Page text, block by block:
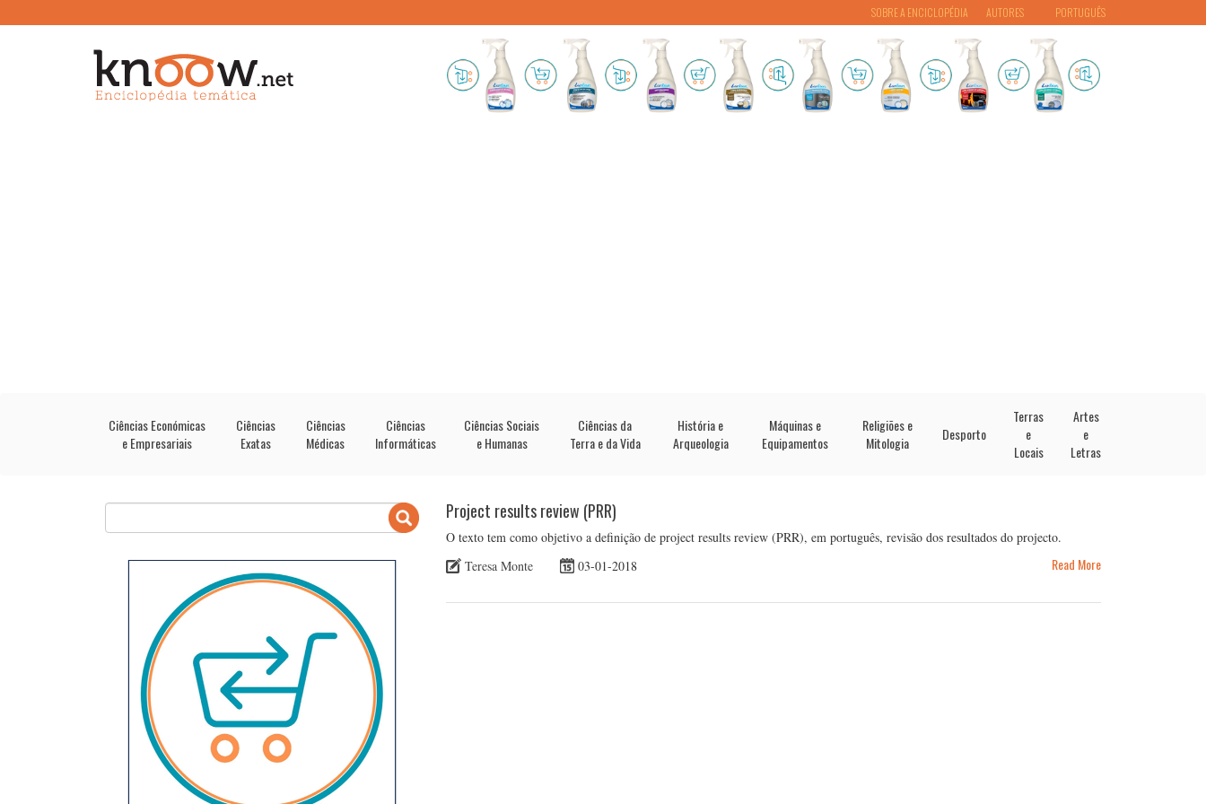
PORTUGUÊS
SOBRE A ENCICLOPÉDIA AUTORES
Ciências Económicas
e Empresariais
Ciências
Exatas
Ciências
Médicas
Ciências
Informáticas
Ciências Sociais
e Humanas
Ciências da
Terra e da Vida
História e
Arqueologia
Máquinas e
Equipamentos
Religiões e
Mitologia
Desporto
Terras
e
Locais
Artes
e
Letras
Project results review (PRR)
O texto tem como objetivo a definição de project results review (PRR), em português, revisão dos resultados do projecto.
Teresa Monte
03-01-2018 Read More